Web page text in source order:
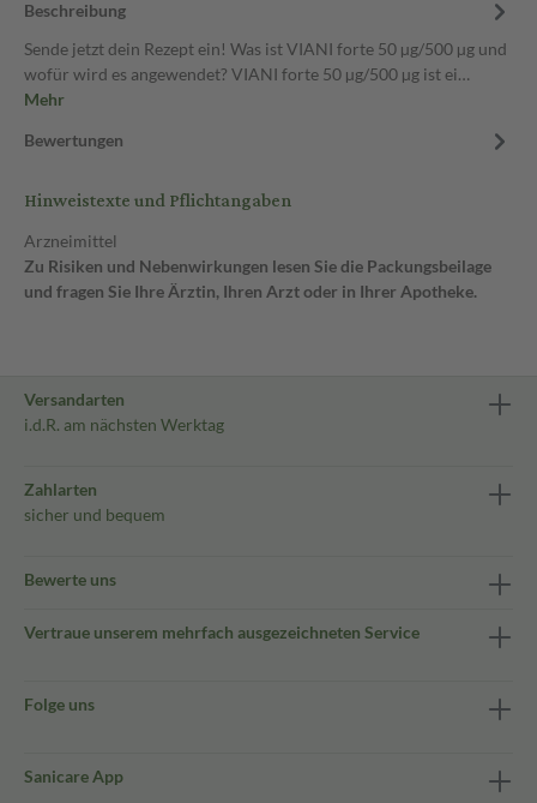
Beschreibung
Sende jetzt dein Rezept ein! Was ist VIANI forte 50 µg/500 µg und
wofür wird es angewendet? VIANI forte 50 µg/500 µg ist ei…
Mehr
Bewertungen
Hinweistexte und Pflichtangaben
Arzneimittel
Zu Risiken und Nebenwirkungen lesen Sie die Packungsbeilage
und fragen Sie Ihre Ärztin, Ihren Arzt oder in Ihrer Apotheke.
Versandarten
i.d.R. am nächsten Werktag
Zahlarten
sicher und bequem
Bewerte uns
Vertraue unserem mehrfach ausgezeichneten Service
Folge uns
Sanicare App